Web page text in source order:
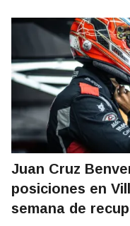
Juan Cruz
posiciones en
semana de